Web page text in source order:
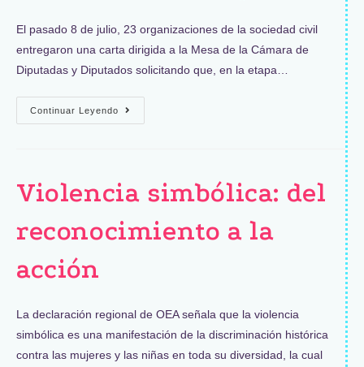
El pasado 8 de julio, 23 organizaciones de la sociedad civil
entregaron una carta dirigida a la Mesa de la Cámara de
Diputadas y Diputados solicitando que, en la etapa…
Continuar Leyendo
Violencia simbólica: del
reconocimiento a la
acción
La declaración regional de OEA señala que la violencia
simbólica es una manifestación de la discriminación histórica
contra las mujeres y las niñas en toda su diversidad, la cual